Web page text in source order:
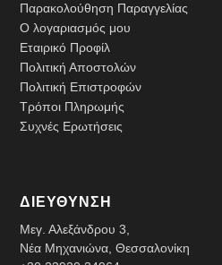
Παρακολούθηση Παραγγελίας
Ο λογαριασμός μου
Εταιρικό Προφίλ
Πολιτική Αποστολών
Πολιτική Επιστροφών
Τρόποι Πληρωμής
Συχνές Ερωτήσεις
ΔΙΕΥΘΥΝΣΗ
Μεγ. Αλεξάνδρου 3,
Νέα Μηχανιώνα, Θεσσαλονίκη